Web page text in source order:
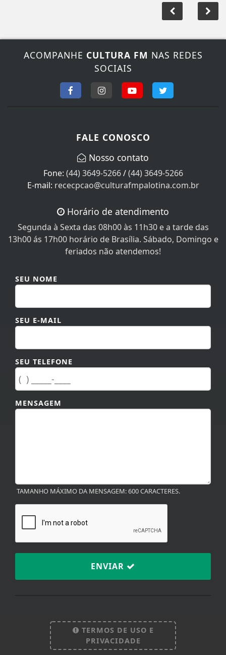
SOCIAIS
(44) 3649-5266/(44) 3649-5266
rececpcao@culturafmpalotina.com.br
Horário de atendimento
13h00 ás 17h00 horário de Brasília. Sábado, Domingo e
feriados não atendemos!
SEU E-MAIL
SEU TELEFONE
MENSAGEM
Plataforma:
Termos de Uso e Privacidade
Esse site utiliza cookies para melhorar sua